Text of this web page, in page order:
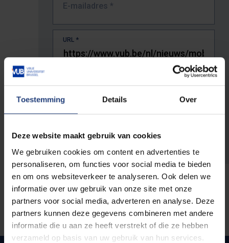
Toestemming Details Over
Deze website maakt gebruik van cookies
We gebruiken cookies om content en advertenties te
personaliseren, om functies voor social media te bieden
en om ons websiteverkeer te analyseren. Ook delen we
informatie over uw gebruik van onze site met onze
partners voor social media, adverteren en analyse. Deze
partners kunnen deze gegevens combineren met andere
informatie die u aan ze heeft verstrekt of die ze hebben
verzameld op basis van uw gebruik van hun services.
E-mailadres *
URL *
De volledige URL van de pagina waar je de fout zag.